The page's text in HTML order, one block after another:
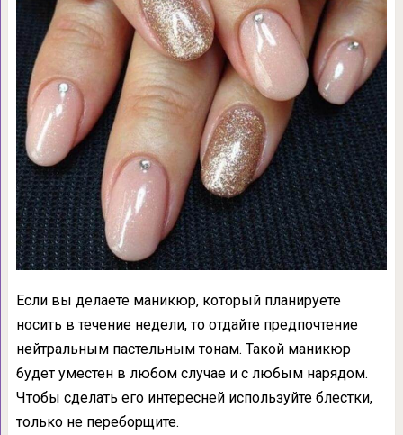
Если вы делаете маникюр, который планируете
носить в течение недели, то отдайте предпочтение
нейтральным пастельным тонам. Такой маникюр
будет уместен в любом случае и с любым нарядом.
Чтобы сделать его интересней используйте блестки,
только не переборщите.